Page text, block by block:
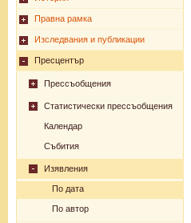
Правна рамка
Изследвания и публикации
Пресцентър
Прессъобщения
Статистически прессъобщения
Календар
Събития
Изявления
По дата
По автор